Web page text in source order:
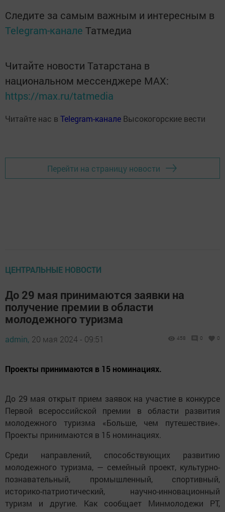
Следите за самым важным и интересным в
Telegram-канале Татмедиа
Читайте новости Татарстана в
национальном мессенджере MАХ:
https://max.ru/tatmedia
Читайте нас в Telegram-канале Высокогорские вести
Перейти на страницу новости
ЦЕНТРАЛЬНЫЕ НОВОСТИ
До 29 мая принимаются заявки на
получение премии в области
молодежного туризма
admin, 20 мая 2024 - 09:51 458 0 0
Проекты принимаются в 15 номинациях.
До 29 мая открыт прием заявок на участие в конкурсе
Первой всероссийской премии в области развития
молодежного туризма «Больше, чем путешествие».
Проекты принимаются в 15 номинациях.
Среди направлений, способствующих развитию
молодежного туризма, — семейный проект, культурно-
познавательный, промышленный, спортивный,
историко-патриотический, научно-инновационный
туризм и другие. Как сообщает Минмолодежи РТ,